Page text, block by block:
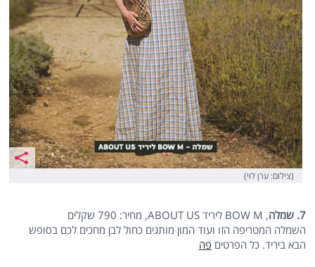
(צילום: ערן לוי)
7. שמלה
, BOW M ליריד ABOUT US, מחיר: 790 שקלים
השמלה המטריפה הזו ועוד המון מותגים כחול לבן מחכים לכם בסופש
הבא ביריד. כל הפרטים פה